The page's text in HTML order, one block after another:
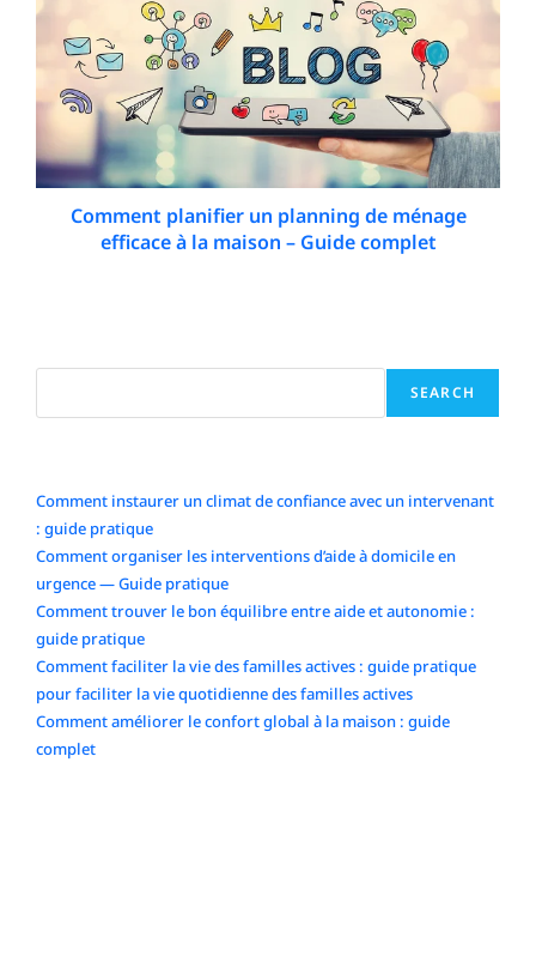
Comment planifier un planning de ménage
efficace à la maison – Guide complet
SEARCH
Comment instaurer un climat de confiance avec un intervenant
: guide pratique
Comment organiser les interventions d’aide à domicile en
urgence — Guide pratique
Comment trouver le bon équilibre entre aide et autonomie :
guide pratique
Comment faciliter la vie des familles actives : guide pratique
pour faciliter la vie quotidienne des familles actives
Comment améliorer le confort global à la maison : guide
complet